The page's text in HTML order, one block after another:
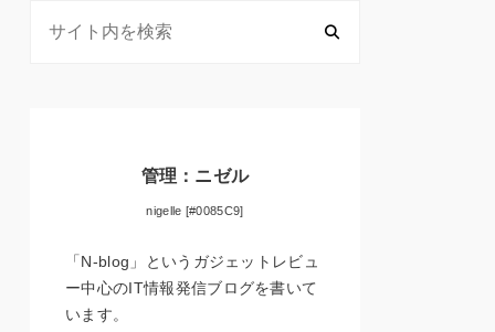
管理：ニゼル
nigelle [#0085C9]
「N-blog」というガジェットレビュ
ー中心のIT情報発信ブログを書いて
います。